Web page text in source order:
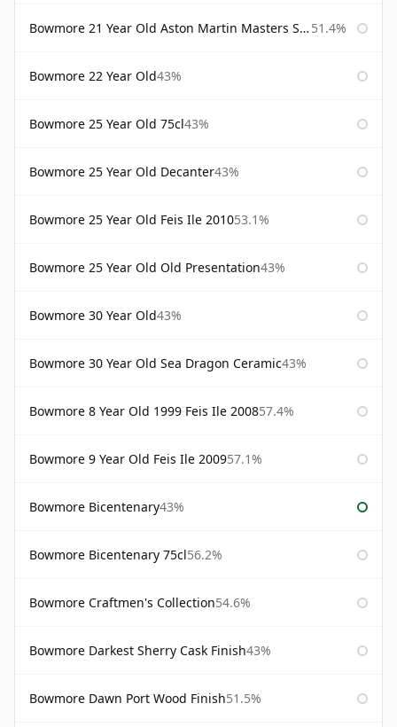
Bowmore 21 Year Old Aston Martin Masters Selection 2024 51.4%
Bowmore 22 Year Old43%
Bowmore 25 Year Old 75cl43%
Bowmore 25 Year Old Decanter43%
Bowmore 25 Year Old Feis Ile 201053.1%
Bowmore 25 Year Old Old Presentation43%
Bowmore 30 Year Old43%
Bowmore 30 Year Old Sea Dragon Ceramic43%
Bowmore 8 Year Old 1999 Feis Ile 200857.4%
Bowmore 9 Year Old Feis Ile 200957.1%
Bowmore Bicentenary43%
Bowmore Bicentenary 75cl56.2%
Bowmore Craftmen's Collection54.6%
Bowmore Darkest Sherry Cask Finish43%
Bowmore Dawn Port Wood Finish51.5%